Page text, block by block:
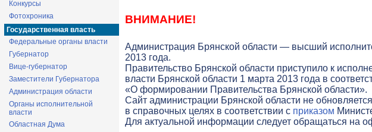
Конкурсы
Фотохроника
Государственная власть
Федеральные органы власти
Губернатор
Вице-губернатор
Заместители Губернатора
Администрация области
Органы исполнительной
власти
Областная Дума
ВНИМАНИЕ!
Администрация Брянской области — высший
2013 года.
Правительство Брянской области приступило к
власти Брянской области 1 марта 2013 года в
«О формировании Правительства Брянской области».
Cайт администрации Брянской области не
в справочных целях в соответствии с приказом
Для актуальной информации следует обращаться на